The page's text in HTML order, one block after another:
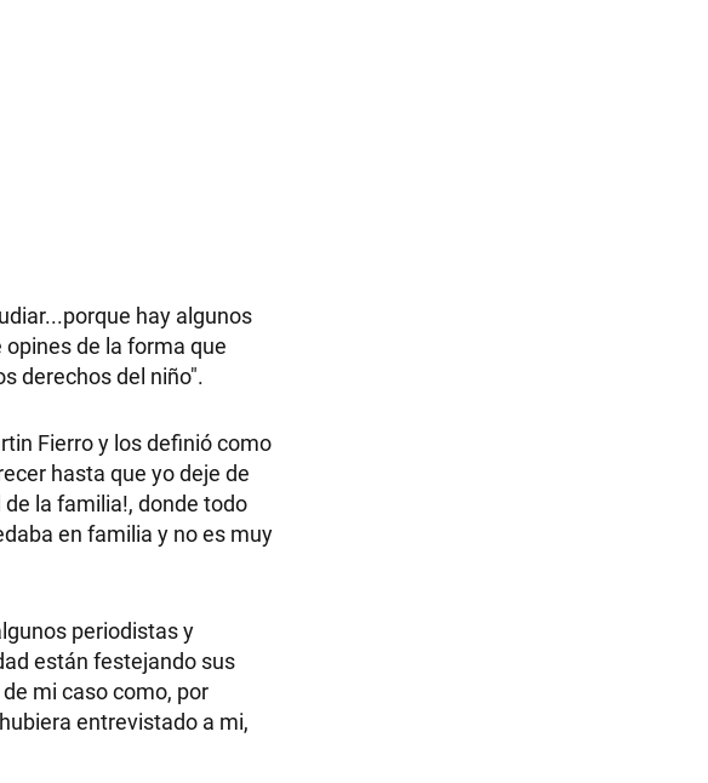
hay algunos
de la forma que
derechos del niño".
Fierro y los definió como
hasta que yo deje de
la familia!, donde todo
en familia y no es muy
periodistas y
están festejando sus
mi caso como, por
entrevistado a mi,